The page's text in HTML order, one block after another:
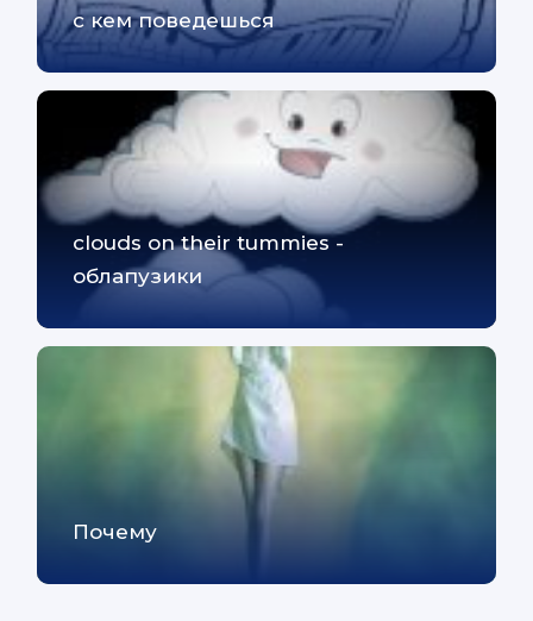
с кем поведешься
clouds on their tummies -
облапузики
Почему